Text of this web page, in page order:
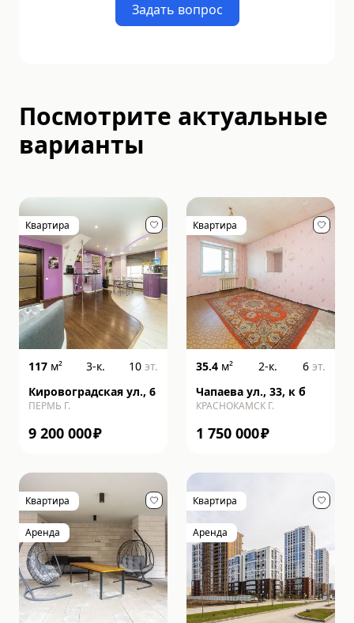
Задать вопрос
Посмотрите актуальные
варианты
Квартира
117 м² 3-к. 10 эт.
Кировоградская ул., 6
ПЕРМЬ Г.
9 200 000₽
Квартира
35.4 м² 2-к. 6 эт.
Чапаева ул., 33, к б
КРАСНОКАМСК Г.
1 750 000₽
Квартира
Аренда
Квартира
Аренда